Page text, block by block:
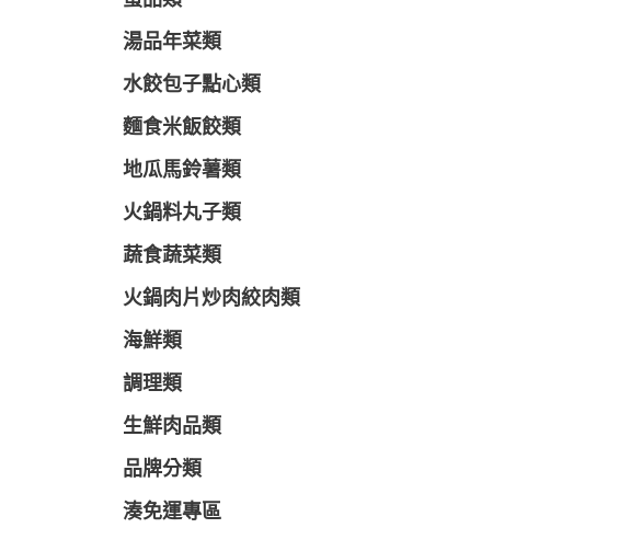
湯品年菜類
水餃包子點心類
麵食米飯餃類
地瓜馬鈴薯類
火鍋料丸子類
蔬食蔬菜類
火鍋肉片炒肉絞肉類
海鮮類
調理類
生鮮肉品類
品牌分類
湊免運專區